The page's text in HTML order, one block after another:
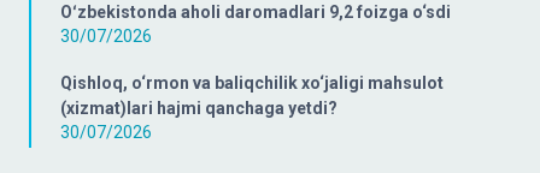
Oʻzbekistonda aholi daromadlari 9,2 foizga o‘sdi
30/07/2026
Qishloq, o‘rmon va baliqchilik xo‘jaligi mahsulot
(xizmat)lari hajmi qanchaga yetdi?
30/07/2026